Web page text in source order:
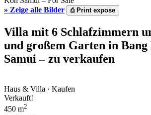
» Zeige alle Bilder ⎙Print expose
Villa mit 6 Schlafzimmern
und großem Garten in Bang
Samui – zu verkaufen
Haus & Villa · Kaufen
Verkauft!
450 m2